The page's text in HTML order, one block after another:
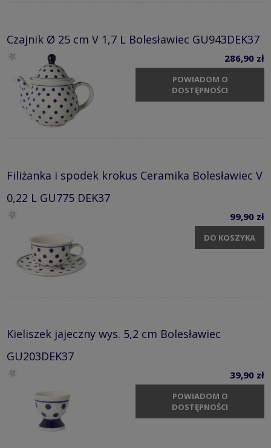
Czajnik Ø 25 cm V 1,7 L Bolesławiec GU943DEK37
286,90 zł
POWIADOM O
DOSTĘPNOŚCI
Filiżanka i spodek krokus Ceramika Bolesławiec V
0,22 L GU775 DEK37
99,90 zł
DO KOSZYKA
Kieliszek jajeczny wys. 5,2 cm Bolesławiec
GU203DEK37
39,90 zł
POWIADOM O
DOSTĘPNOŚCI